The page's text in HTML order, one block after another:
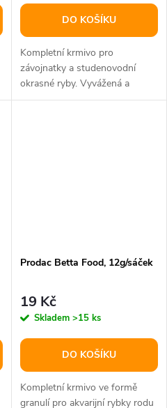
DO KOŠÍKU
Kompletní krmivo pro
závojnatky a studenovodní
okrasné ryby. Vyvážená a
zdravá strava ve formě
Prodac Betta Food, 12g/sáček
19 Kč
Skladem >15 ks
DO KOŠÍKU
Kompletní krmivo ve formě
granulí pro akvarijní rybky rodu